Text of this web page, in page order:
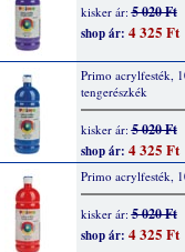
kisker ár:5 020 Ft
shop ár: 4 325 Ft
Primo acrylfesték,
tengerészkék
kisker ár:5 020 Ft
shop ár: 4 325 Ft
Primo acrylfesték,
kisker ár:5 020 Ft
shop ár: 4 325 Ft